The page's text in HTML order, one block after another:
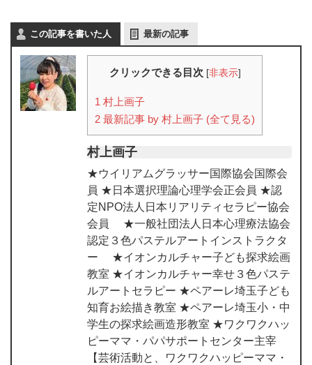
この記事を書いた人 最新の記事
クリックできる目次 [非表示]
1 村上画子
2 最新記事 by 村上画子 (全て見る)
村上画子
★ウイリアムグラッサー国際協会国際会
員 ★日本選択理論心理学会正会員 ★認
定NPO法人日本リアリティセラピー協会
会員 ★一般社団法人日本心理療法協会
認定３色パステルアートインストラクタ
ー ★イオンカルチャー子ども探求絵画
教室 ★イオンカルチャー幸せ３色パステ
ルアートセラピー ★ペアーレ埼玉子ども
知育お絵描き教室 ★ペアーレ埼玉小・中
学生の探求絵画造形教室 ★ワクワクハッ
ピーママ・パパサポートセンター主宰
【芸術活動と、ワクワクハッピーママ・